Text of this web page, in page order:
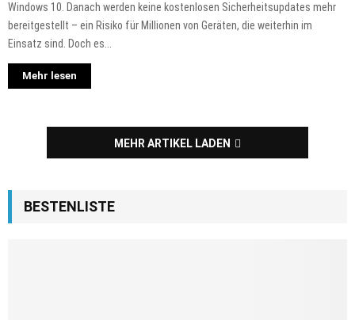
Windows 10. Danach werden keine kostenlosen Sicherheitsupdates mehr
bereitgestellt – ein Risiko für Millionen von Geräten, die weiterhin im
Einsatz sind. Doch es...
Mehr lesen
MEHR ARTIKEL LADEN
BESTENLISTE